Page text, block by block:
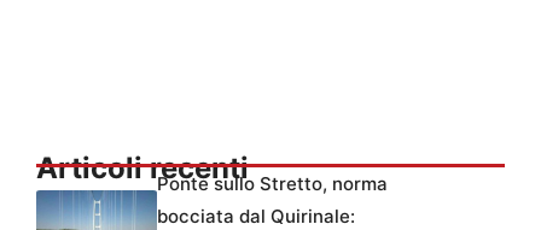
Articoli recentiPonte sullo Stretto, norma
bocciata dal Quirinale: